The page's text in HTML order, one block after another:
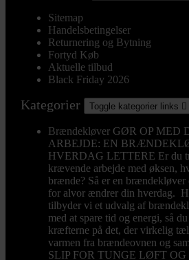
Sitemap
Handelsbetingelser
Returnering og Bytning
Fortyd Køb
Aktuelle tilbud
Black Friday 2026
Kategorier Toggle kategorier links 
Brændekløver GØR OP MED
ARBEJDE: EN
HVERDAG LETTERE Er du
krævende arbejde med øksen,
brænde? Så er en brændekløver
for alvor ændrer din hverdag.
tilbyder vi et udvalg af
med at spare tid og energi, så
kræfterne på det, der virkelig
varmen fra brændeovnen og
SLIP FOR TUNGE LØFT